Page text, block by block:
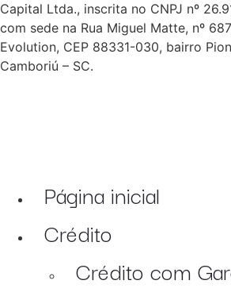
Capital Ltda., inscrita no CNPJ nº
com sede na Rua Miguel Matte, nº
Evolution, CEP 88331-030, bairro
Camboriú – SC.
Página inicial
Crédito
Crédito com